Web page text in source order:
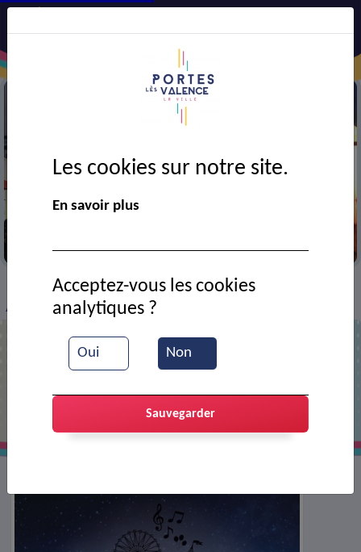
> VIE MUNICIPALE > Ressources documentaires
Atelier Corso pour le CMJ ( corso 2023)
Atelier Corso pour le CMJ ( corso
2023)
Les cookies sur notre site.
En savoir plus
Oui Non
Acceptez-vous les cookies
analytiques ?
Sauvegarder